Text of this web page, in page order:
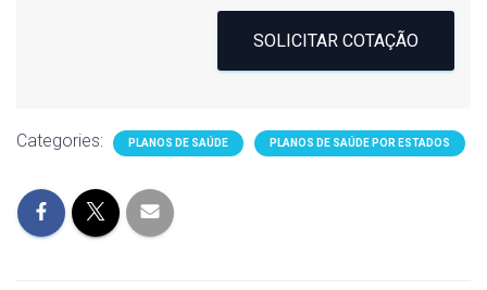
SOLICITAR COTAÇÃO
Categories: PLANOS DE SAÚDE PLANOS DE SAÚDE POR ESTADOS